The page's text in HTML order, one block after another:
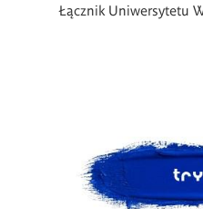
Łącznik Uniwersytetu